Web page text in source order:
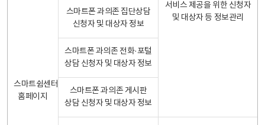
스마트쉼센터
홈페이지
서비스 제공을 위한 신청자
및 대상자 등 정보관리
스마트폰 과의존 집단상담
신청자 및 대상자 정보
스마트폰 과의존 전화·포털
상담 신청자 및 대상자 정보
스마트폰 과의존 게시판
상담 신청자 및 대상자 정보